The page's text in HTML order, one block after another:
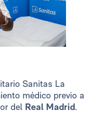
Sanitas La
médico previo a
del Real Madrid.